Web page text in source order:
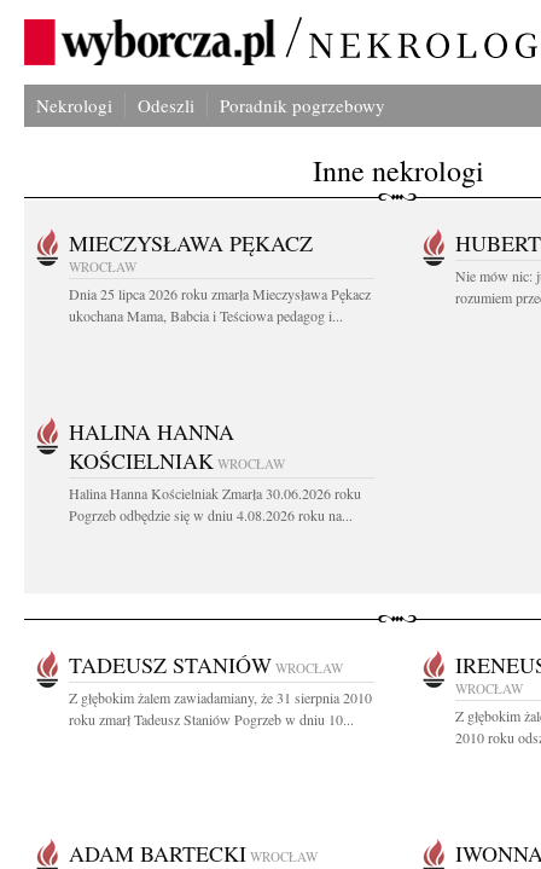
Nekrologi Odeszli Poradnik pogrzebowy
Inne nekrologi
MIECZYSŁAWA PĘKACZ
WROCŁAW
Dnia 25 lipca 2026 roku zmarła Mieczysława Pękacz
ukochana Mama, Babcia i Teściowa pedagog i...
Nie mów nic:
rozumiem
HALINA HANNA
KOŚCIELNIAK WROCŁAW
Halina Hanna Kościelniak Zmarła 30.06.2026 roku
Pogrzeb odbędzie się w dniu 4.08.2026 roku na...
TADEUSZ STANIÓW WROCŁAW
Z głębokim żalem zawiadamiany, że 31 sierpnia 2010
roku zmarł Tadeusz Staniów Pogrzeb w dniu 10...
WROCŁAW
Z głębokim
2010 roku
ADAM BARTECKI WROCŁAW